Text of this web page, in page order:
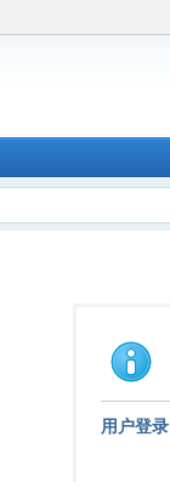
用户登录